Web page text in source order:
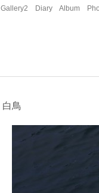
Gallery2 Diary Album
白鳥